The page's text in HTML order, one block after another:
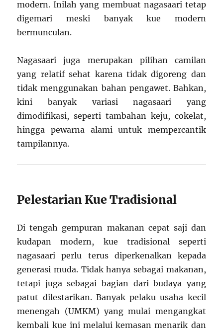
modern. Inilah yang membuat nagasaari tetap
digemari meski banyak kue modern
bermunculan.
Nagasaari juga merupakan pilihan camilan
yang relatif sehat karena tidak digoreng dan
tidak menggunakan bahan pengawet. Bahkan,
kini banyak variasi nagasaari yang
dimodifikasi, seperti tambahan keju, cokelat,
hingga pewarna alami untuk mempercantik
tampilannya.
Pelestarian Kue Tradisional
Di tengah gempuran makanan cepat saji dan
kudapan modern, kue tradisional seperti
nagasaari perlu terus diperkenalkan kepada
generasi muda. Tidak hanya sebagai makanan,
tetapi juga sebagai bagian dari budaya yang
patut dilestarikan. Banyak pelaku usaha kecil
menengah (UMKM) yang mulai mengangkat
kembali kue ini melalui kemasan menarik dan